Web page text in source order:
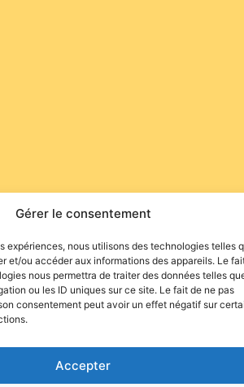
Gérer le consentement
expériences, nous utilisons des technologies telles
et/ou accéder aux informations des appareils. Le
nous permettra de traiter des données telles
ou les ID uniques sur ce site. Le fait de ne pas
consentement peut avoir un effet négatif sur
Accepter